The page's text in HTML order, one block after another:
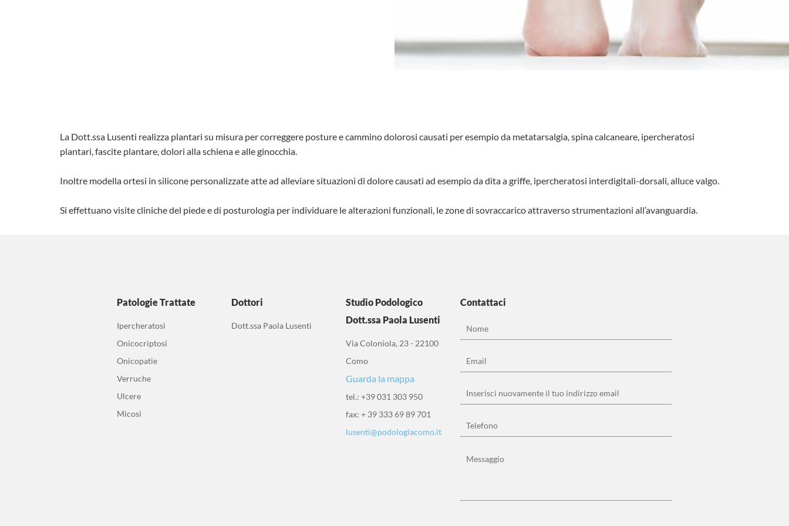
La Dott.ssa Lusenti realizza plantari su misura per correggere posture e cammino dolorosi causati per esempio da metatarsalgia, spina calcaneare, ipercheratosi
plantari, fascite plantare, dolori alla schiena e alle ginocchia.
Inoltre modella ortesi in silicone personalizzate atte ad alleviare situazioni di dolore causati ad esempio da dita a griffe, ipercheratosi interdigitali-dorsali, alluce valgo.
Si effettuano visite cliniche del piede e di posturologia per individuare le alterazioni funzionali, le zone di sovraccarico attraverso strumentazioni all’avanguardia.
Patologie Trattate
Ipercheratosi
Onicocriptosi
Onicopatie
Verruche
Ulcere
Micosi
Dottori
Dott.ssa Paola Lusenti
Studio Podologico
Dott.ssa Paola Lusenti
Via Coloniola, 23 - 22100
Como
Guarda la mappa
tel.: +39 031 303 950
fax: + 39 333 69 89 701
lusenti@podologiacomo.it
Contattaci